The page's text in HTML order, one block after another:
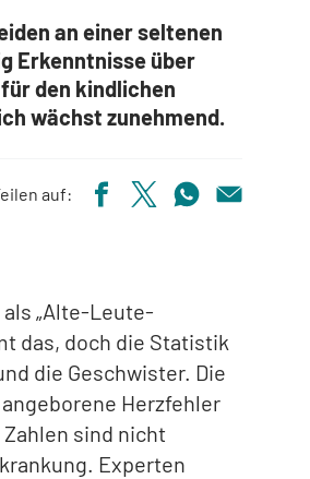
an einer seltenen
Erkenntnisse über
den kindlichen
wächst zunehmend.
auf:
„Alte-Leute-
das, doch die Statistik
die Geschwister. Die
Herzfehler
sind nicht
Experten